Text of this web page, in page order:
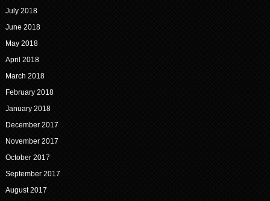
July 2018
June 2018
May 2018
April 2018
March 2018
February 2018
January 2018
December 2017
November 2017
October 2017
September 2017
August 2017